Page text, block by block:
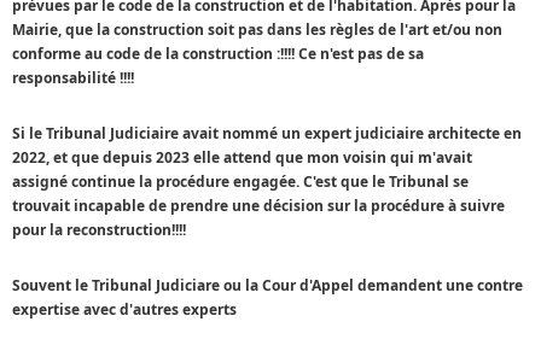
prévues par le code de la construction et de l'habitation. Après pour la
Mairie, que la construction soit pas dans les règles de l'art et/ou non
conforme au code de la construction :!!!! Ce n'est pas de sa
responsabilité !!!!
Si le Tribunal Judiciaire avait nommé un expert judiciaire architecte en
2022, et que depuis 2023 elle attend que mon voisin qui m'avait
assigné continue la procédure engagée. C'est que le Tribunal se
trouvait incapable de prendre une décision sur la procédure à suivre
pour la reconstruction!!!!
Souvent le Tribunal Judiciare ou la Cour d'Appel demandent une contre
expertise avec d'autres experts